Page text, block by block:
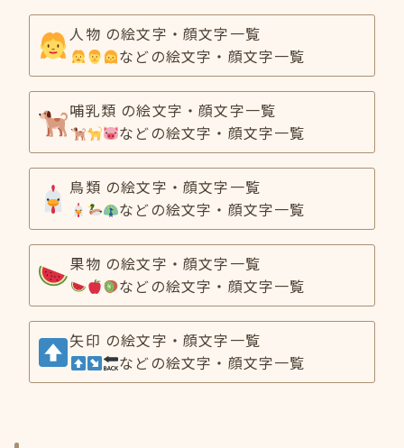
人物 の絵文字・顔文字一覧
などの絵文字・顔文字一覧
哺乳類 の絵文字・顔文字一覧
などの絵文字・顔文字一覧
鳥類 の絵文字・顔文字一覧
などの絵文字・顔文字一覧
果物 の絵文字・顔文字一覧
などの絵文字・顔文字一覧
矢印 の絵文字・顔文字一覧
などの絵文字・顔文字一覧